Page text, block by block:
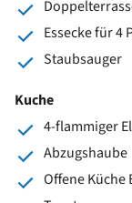
Essecke für 4
Staubsauger
Kuche
4-flammiger
Abzugshaube
Offene Küche